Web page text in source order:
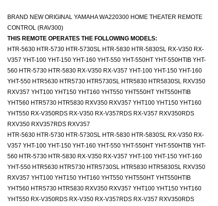
BRAND NEW ORIGINAL YAMAHA WA220300 HOME THEATER REMOTE
CONTROL (RAV300)
THIS REMOTE OPERATES THE FOLLOWING MODELS:
HTR-5630 HTR-5730 HTR-5730SL HTR-5830 HTR-5830SL RX-V350 RX-
V357 YHT-100 YHT-150 YHT-160 YHT-550 YHT-550HT YHT-550HTIB YHT-
560 HTR-5730 HTR-5830 RX-V350 RX-V357 YHT-100 YHT-150 YHT-160
YHT-550 HTR5630 HTR5730 HTR5730SL HTR5830 HTR5830SL RXV350
RXV357 YHT100 YHT150 YHT160 YHT550 YHT550HT YHT550HTIB
YHT560 HTR5730 HTR5830 RXV350 RXV357 YHT100 YHT150 YHT160
YHT550 RX-V350RDS RX-V350 RX-V357RDS RX-V357 RXV350RDS
RXV350 RXV357RDS RXV357
HTR-5630 HTR-5730 HTR-5730SL HTR-5830 HTR-5830SL RX-V350 RX-
V357 YHT-100 YHT-150 YHT-160 YHT-550 YHT-550HT YHT-550HTIB YHT-
560 HTR-5730 HTR-5830 RX-V350 RX-V357 YHT-100 YHT-150 YHT-160
YHT-550 HTR5630 HTR5730 HTR5730SL HTR5830 HTR5830SL RXV350
RXV357 YHT100 YHT150 YHT160 YHT550 YHT550HT YHT550HTIB
YHT560 HTR5730 HTR5830 RXV350 RXV357 YHT100 YHT150 YHT160
YHT550 RX-V350RDS RX-V350 RX-V357RDS RX-V357 RXV350RDS